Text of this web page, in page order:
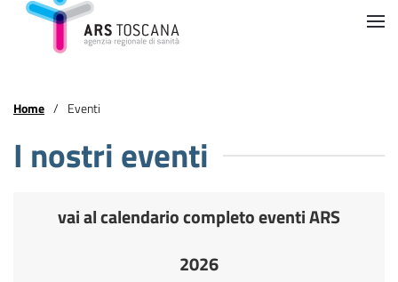
Home Eventi
I nostri eventi
vai al calendario completo eventi ARS
2026